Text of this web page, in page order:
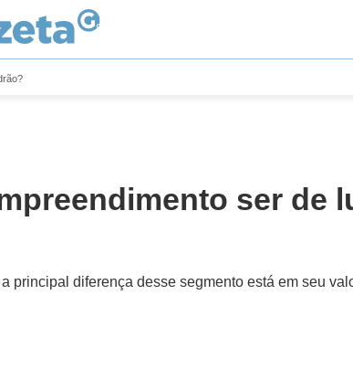
ser de
principal diferença desse segmento está em seu